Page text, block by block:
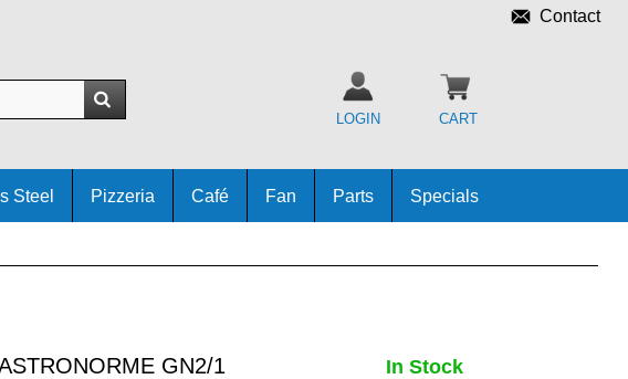
Contact
LOGIN CART
Steel Pizzeria Café Fan Parts Specials
GN2/1
In Stock